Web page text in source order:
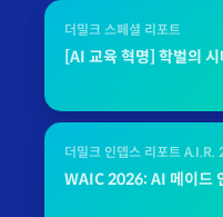
더밀크 스페셜 리포트
[AI 교육 혁명] 학벌의
더밀크 인뎁스 리포트 A.I.R.
WAIC 2026: AI 메이드